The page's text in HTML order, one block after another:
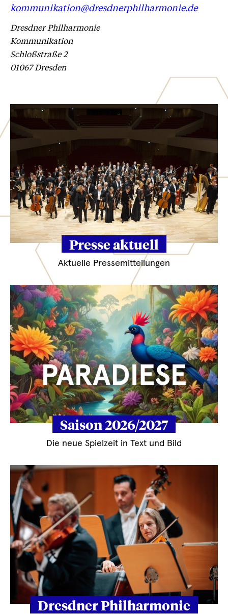
Externer
Link:
kommunikation@dresdnerphilharmonie.de
Dresdner Philharmonie
Kommunikation
Schloßstraße 2
01067 Dresden
Presse aktuell
Aktuelle Pressemitteilungen
Saison 2026/2027
Die neue Spielzeit in Text und Bild
Dresdner Philharmonie